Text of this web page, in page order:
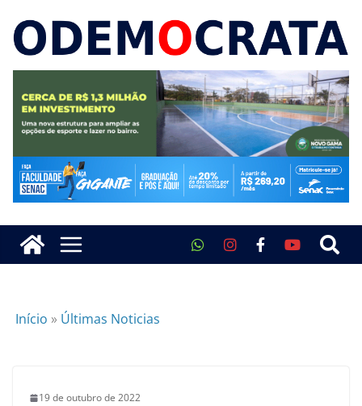
Início » Últimas Noticias
19 de outubro de 2022